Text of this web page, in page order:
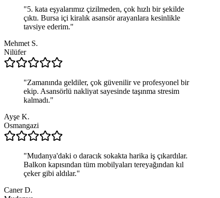
"5. kata eşyalarımız çizilmeden, çok hızlı bir şekilde
çıktı. Bursa içi kiralık asansör arayanlara kesinlikle
tavsiye ederim."
Mehmet S.
Nilüfer
"Zamanında geldiler, çok güvenilir ve profesyonel bir
ekip. Asansörlü nakliyat sayesinde taşınma stresim
kalmadı."
Ayşe K.
Osmangazi
"Mudanya'daki o daracık sokakta harika iş çıkardılar.
Balkon kapısından tüm mobilyaları tereyağından kıl
çeker gibi aldılar."
Caner D.